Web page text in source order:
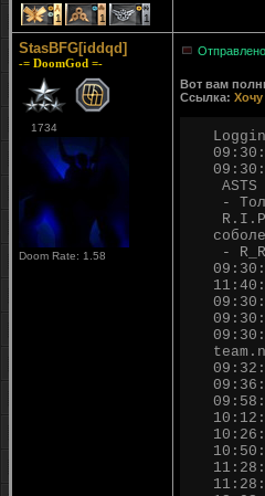
1 1 1
StasBFG[iddqd]
-= DoomGod =-
1734
Doom Rate: 1.58
Вот вам
Ссылка: Хочу
-
-